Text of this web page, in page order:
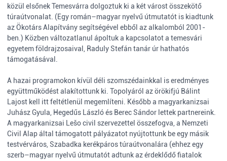
közül elsőnek Temesvárra dolgoztuk ki a két várost összekötő
túraútvonalat. (Egy román–magyar nyelvű útmutatót is kiadtunk
az Ökotárs Alapítvány segítségével ebből az alkalomból 2001-
ben.) Közben változatlanul ápoltuk a kapcsolatot a temesvári
egyetem földrajzosaival, Raduly Stefán tanár úr hathatós
támogatásával.
A hazai programokon kívül déli szomszédainkkal is eredményes
együttműködést alakítottunk ki. Topolyáról az örökifjú Bálint
Lajost kell itt feltétlenül megemlíteni. Később a magyarkanizsai
Juhász Gyula, Hegedűs László és Berec Sándor lettek partnereink.
A magyarkanizsai Lešo civil szervezettel összefogva, a Nemzeti
Civil Alap által támogatott pályázatot nyújtottunk be egy másik
testvérváros, Szabadka kerékpáros túraútvonalára (ehhez egy
szerb–magyar nyelvű útmutatót adtunk az érdeklődő fiatalok